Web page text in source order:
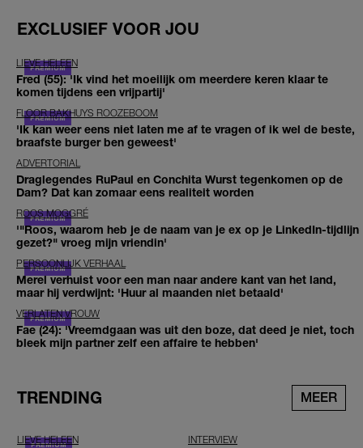
EXCLUSIEF VOOR JOU
LIEVE HELEEN
Fred (55): 'Ik vind het moeilijk om meerdere keren klaar te
komen tijdens een vrijpartij'
FLOOR BAKHUYS ROOZEBOOM
'Ik kan weer eens niet laten me af te vragen of ik wel de beste,
braafste burger ben geweest'
ADVERTORIAL
Draglegendes RuPaul en Conchita Wurst tegenkomen op de
Dam? Dat kan zomaar eens realiteit worden
ROOS MOGGRÉ
'"Roos, waarom heb je de naam van je ex op je LinkedIn-tijdlijn
gezet?" vroeg mijn vriendin'
PERSOONLIJK VERHAAL
Merel verhuist voor een man naar andere kant van het land,
maar hij verdwijnt: 'Huur al maanden niet betaald'
VERLATEN VROUW
Fae (24): 'Vreemdgaan was uit den boze, dat deed je niet, toch
bleek mijn partner zelf een affaire te hebben'
TRENDING MEER
LIEVE HELEEN INTERVIEW